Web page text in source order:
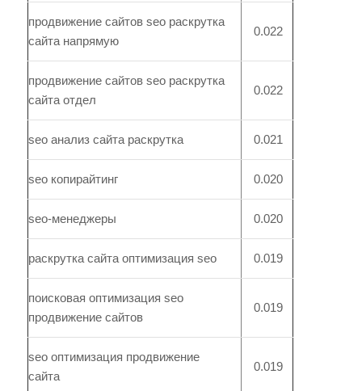
продвижение сайтов seo раскрутка
сайта напрямую
0.022
продвижение сайтов seo раскрутка
сайта отдел
0.022
seo анализ сайта раскрутка 0.021
seo копирайтинг 0.020
seo-менеджеры 0.020
раскрутка сайта оптимизация seo 0.019
поисковая оптимизация seo
продвижение сайтов
0.019
seo оптимизация продвижение
сайта
0.019